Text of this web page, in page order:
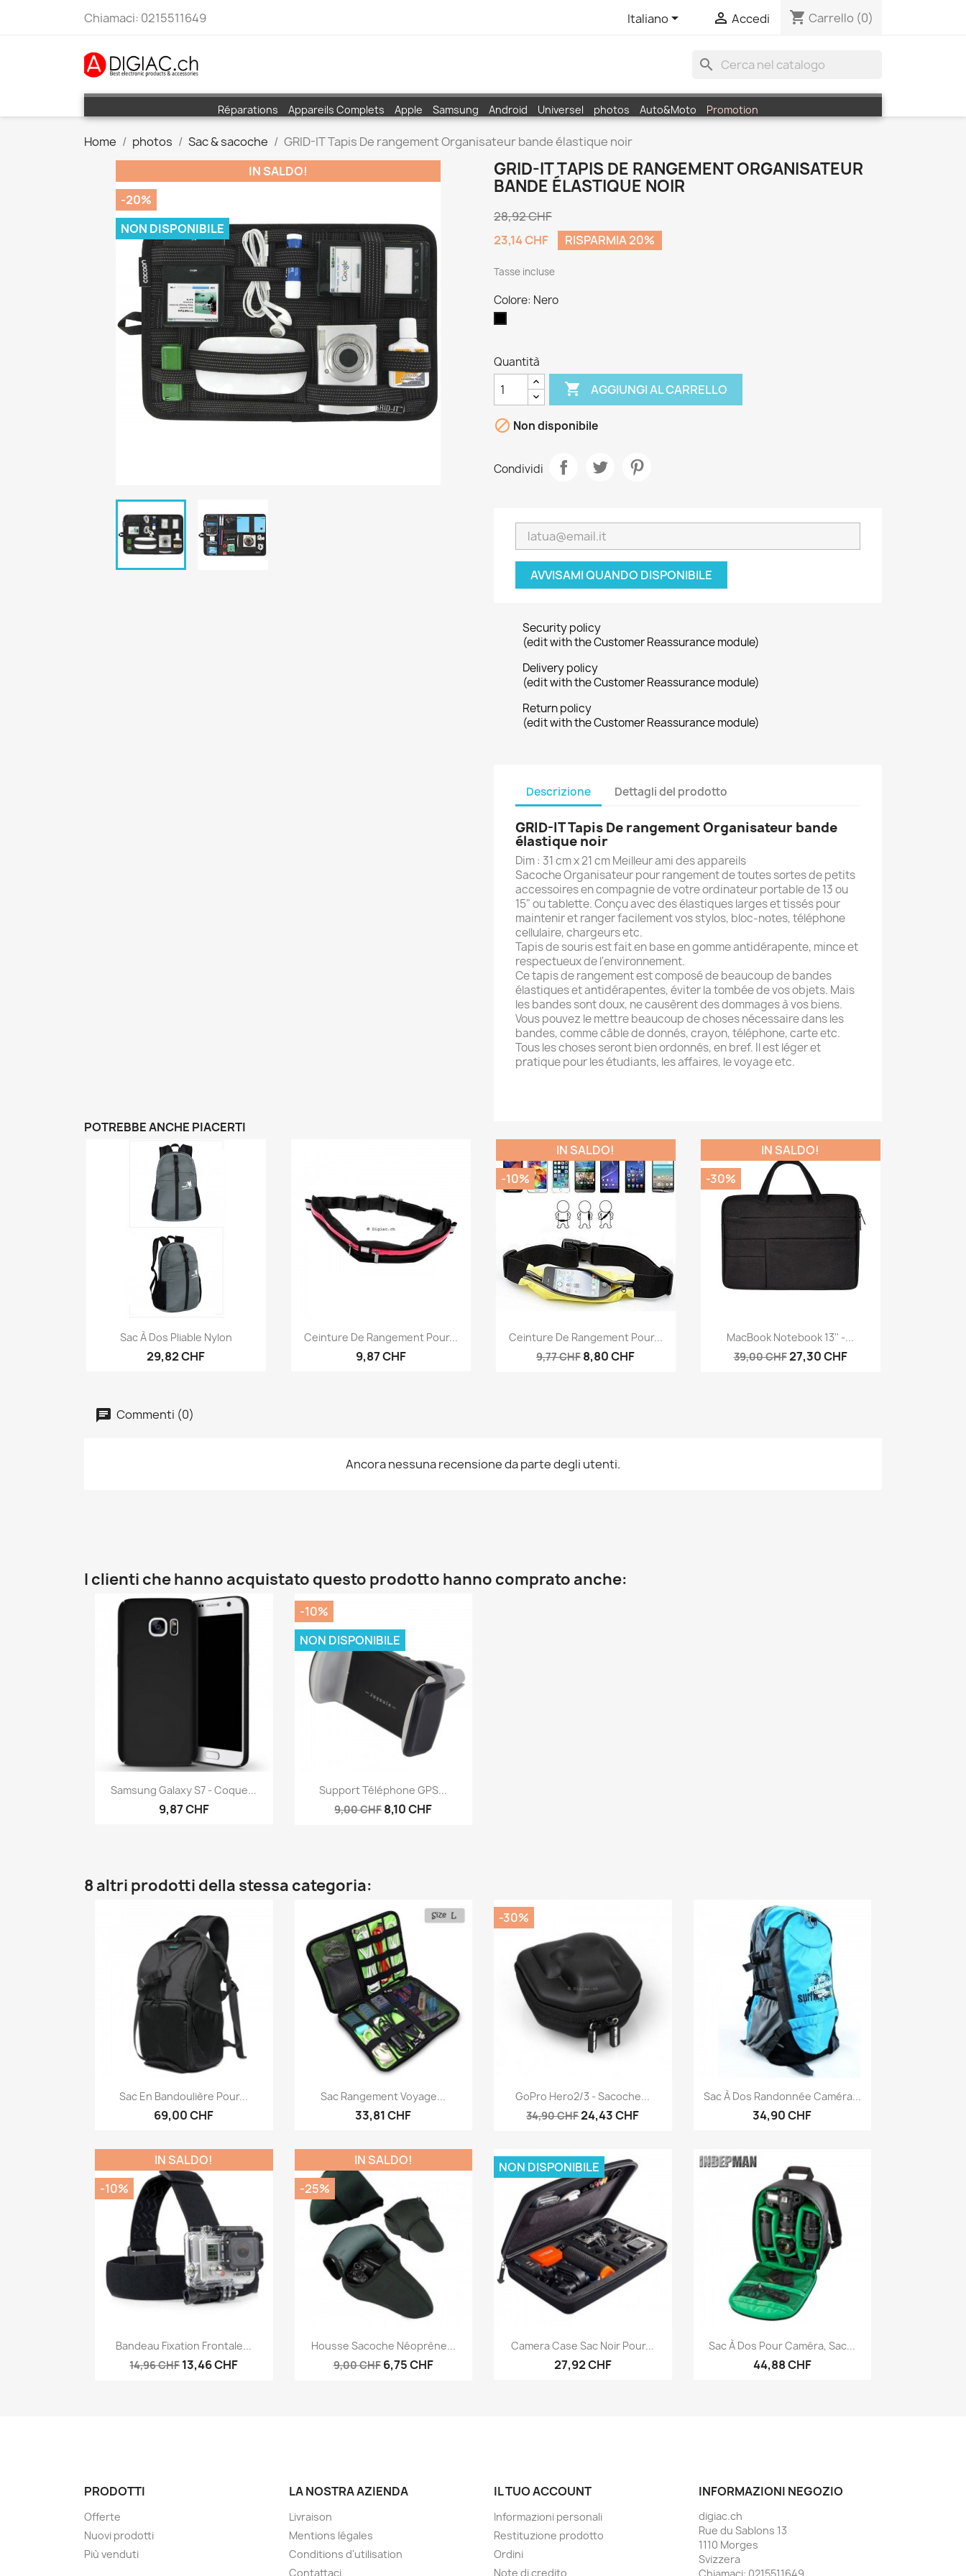
Chiamaci: 0215511649 Italiano  Accedi shopping_cart Carrello (0)
search
Réparations Appareils Complets Apple Samsung Android Universel photos Auto&Moto Promotion
Home photos Sac & sacoche
GRID-IT Tapis De rangement Organisateur bande élastique noir
IN SALDO!
-20%
NON DISPONIBILE
GRID-IT TAPIS DE RANGEMENT ORGANISATEUR
BANDE ÉLASTIQUE NOIR
28,92 CHF
23,14 CHF
RISPARMIA 20%
Tasse incluse
Colore: Nero
Quantità
 AGGIUNGI AL CARRELLO
 Non disponibile
Condividi
AVVISAMI QUANDO DISPONIBILE
Security policy
(edit with the Customer Reassurance module)
Delivery policy
(edit with the Customer Reassurance module)
Return policy
(edit with the Customer Reassurance module)
Descrizione Dettagli del prodotto
GRID-IT Tapis De rangement Organisateur bande
élastique noir
Dim : 31 cm x 21 cm Meilleur ami des appareils
Sacoche Organisateur pour rangement de toutes sortes de petits
accessoires en compagnie de votre ordinateur portable de 13 ou
15" ou tablette. Conçu avec des élastiques larges et tissés pour
maintenir et ranger facilement vos stylos, bloc-notes, téléphone
cellulaire, chargeurs etc.
Tapis de souris est fait en base en gomme antidérapente, mince et
respectueux de l'environnement.
Ce tapis de rangement est composé de beaucoup de bandes
élastiques et antidérapentes, éviter la tombée de vos objets. Mais
les bandes sont doux, ne causèrent des dommages à vos biens.
Vous pouvez le mettre beaucoup de choses nécessaire dans les
bandes, comme câble de donnés, crayon, téléphone, carte etc.
Tous les choses seront bien ordonnés, en bref. Il est léger et
pratique pour les étudiants, les affaires, le voyage etc.
POTREBBE ANCHE PIACERTI
Anteprima
Sac À Dos Pliable Nylon
29,82 CHF
Anteprima
Ceinture De Rangement Pour...
9,87 CHF
Anteprima
Ceinture De Rangement Pour...
9,77 CHF 8,80 CHF
IN SALDO!
-10%
Anteprima
MacBook Notebook 13'' -...
39,00 CHF27,30 CHF
IN SALDO!
-30%
Commenti (0)
Ancora nessuna recensione da parte degli utenti.
I clienti che hanno acquistato questo prodotto hanno comprato anche:
Anteprima
Samsung Galaxy S7 - Coque...
9,87 CHF
Anteprima
Support Téléphone GPS...
9,00 CHF8,10 CHF
-10%
NON DISPONIBILE
8 altri prodotti della stessa categoria:
Anteprima
Sac En Bandoulière Pour...
69,00 CHF
Anteprima
Sac Rangement Voyage...
33,81 CHF
Anteprima
GoPro Hero2/3 - Sacoche...
34,90 CHF24,43 CHF
-30%
Anteprima
Sac À Dos Randonnée Caméra...
34,90 CHF
 Anteprima
Bandeau Fixation Frontale...
14,96 CHF13,46 CHF
IN SALDO!
-10%
Anteprima
Housse Sacoche Néoprène...
9,00 CHF 6,75 CHF
IN SALDO!
-25%
Anteprima
Camera Case Sac Noir Pour...
27,92 CHF
NON DISPONIBILE
Anteprima
Sac À Dos Pour Caméra, Sac...
44,88 CHF
PRODOTTI
Offerte
Nuovi prodotti
Più venduti
LA NOSTRA AZIENDA
Livraison
Mentions légales
Conditions d'utilisation
Contattaci
IL TUO ACCOUNT
Informazioni personali
Restituzione prodotto
Ordini
Note di credito
INFORMAZIONI NEGOZIO
digiac.ch
Rue du Sablons 13
1110 Morges
Svizzera